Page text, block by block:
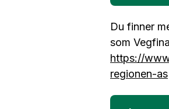
Du finner
som
https://
regionen-as